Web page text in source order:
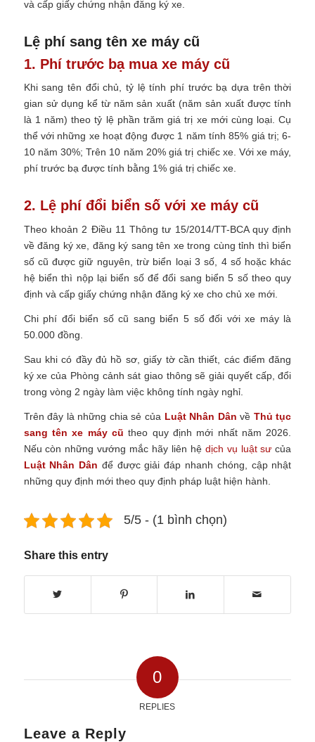
và cấp giấy chứng nhận đăng ký xe.
Lệ phí sang tên xe máy cũ
1. Phí trước bạ mua xe máy cũ
Khi sang tên đổi chủ, tỷ lệ tính phí trước bạ dựa trên thời
gian sử dụng kể từ năm sản xuất (năm sản xuất được tính
là 1 năm) theo tỷ lệ phần trăm giá trị xe mới cùng loại. Cụ
thể với những xe hoạt động được 1 năm tính 85% giá trị; 6-
10 năm 30%; Trên 10 năm 20% giá trị chiếc xe. Với xe máy,
phí trước bạ được tính bằng 1% giá trị chiếc xe.
2. Lệ phí đổi biển số với xe máy cũ
Theo khoản 2 Điều 11 Thông tư 15/2014/TT-BCA quy định
về đăng ký xe, đăng ký sang tên xe trong cùng tỉnh thì biển
số cũ được giữ nguyên, trừ biển loại 3 số, 4 số hoặc khác
hệ biển thì nộp lại biển số để đổi sang biển 5 số theo quy
định và cấp giấy chứng nhận đăng ký xe cho chủ xe mới.
Chi phí đổi biển số cũ sang biển 5 số đối với xe máy là
50.000 đồng.
Sau khi có đầy đủ hồ sơ, giấy tờ cần thiết, các điểm đăng
ký xe của Phòng cảnh sát giao thông sẽ giải quyết cấp, đổi
trong vòng 2 ngày làm việc không tính ngày nghỉ.
Trên đây là những chia sẻ của Luật Nhân Dân về Thủ tục
sang tên xe máy cũ theo quy định mới nhất năm 2026.
Nếu còn những vướng mắc hãy liên hệ dịch vụ luật sư của
Luật Nhân Dân để được giải đáp nhanh chóng, cập nhật
những quy định mới theo quy định pháp luật hiện hành.
5/5 - (1 bình chọn)
Share this entry
0
REPLIES
Leave a Reply